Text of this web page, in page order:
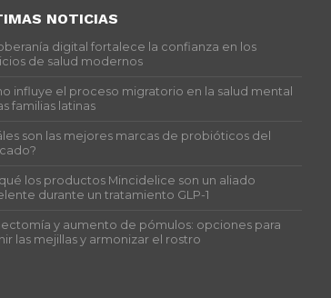
NOTICIAS
digital fortalece la confianza en los
de salud modernos
influye el proceso migratorio en la salud mental
familias latinas
son las mejores marcas de probióticos del
los productos Mincidelice son un aliado
durante un tratamiento GLP-1
y aumento de pómulos: opciones para
las mejillas y armonizar el rostro